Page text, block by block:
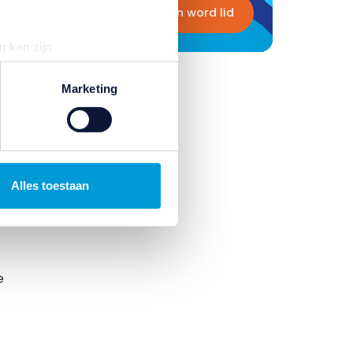
kan zijn
detailgedeeltein. U kunt uw
binnen, en
informatie over uw gebruik
van uw gebruik van
Marketing
Alles toestaan
Lees meer en word lid